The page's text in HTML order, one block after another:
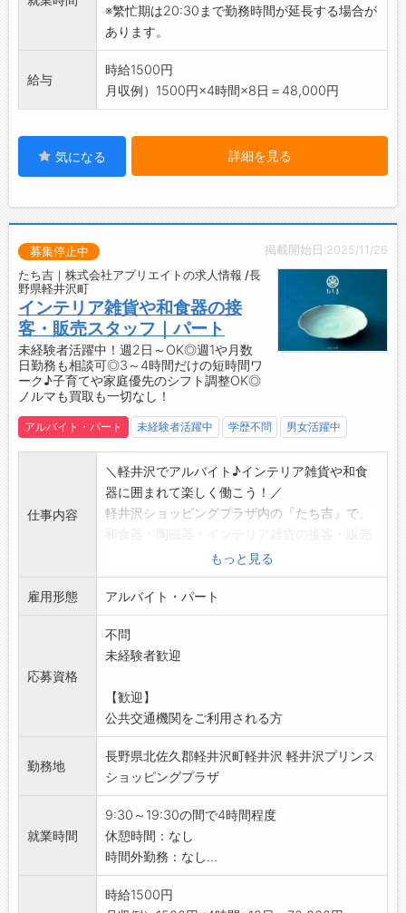
【未経験でも安心スタート◎】
・入社後は、Web研修4日間＋現場研修1日間あ
り！（研修中も時給は同じ◎）
・美容業界が初めての方も、丁寧なサポートで
・幅広い年代のスタッフが活躍中♪
【こんな方にピッタリ◎】
◆美容家電に興味がある方
◇お客様とお話しすることが好きな方
◆美容についてもっと詳しくなりたい方
◎書類選考後の面接は、ZoomによるWeb面談
変更範囲：接客・営業・訪問・事務・電話対
応・イベント・調査・その他当社の定める業務
への配置転換の可能性あり
※繁忙期は20:30まで勤務時間が延長する場合が
あります。
給与
時給1500円
月収例）1500円×4時間×8日＝48,000円
気になる 詳細を見る
掲載開始日:2025/11/26
募集停止中
たち吉｜株式会社アプリエイトの求人情報 /長
野県軽井沢町
インテリア雑貨や和食器の接
客・販売スタッフ｜パート
未経験者活躍中！週2日～OK◎週1や月数
日勤務も相談可◎3～4時間だけの短時間ワ
ーク♪子育てや家庭優先のシフト調整OK◎
ノルマも買取も一切なし！
アルバイト・パート 未経験者活躍中 学歴不問 男女活躍中
仕事内容
＼軽井沢でアルバイト♪インテリア雑貨や和食
器に囲まれて楽しく働こう！／
軽井沢ショッピングプラザ内の『たち吉』で、
スタッフを大募集！
未経験でも安心◎食器や雑貨が好きな方なら、
きっと楽しみながら働けるお仕事です♪
【具体的な業務内容】
・和食器、陶磁器、インテリア雑貨の接客・販
売
・入荷商品の整理や発注など、店舗運営のサポ
ート
【おすすめポイント】
・朝・昼・夜の3～4時間程度のお仕事です！
・週2日からOK！週1日や月に数日の勤務もご相
・シフトは柔軟対応。子育てや家庭優先の調整
もOK！プライベートも大切にできます♪
【安心のサポート体制】
・先輩スタッフがイチから丁寧にレクチャーし
ます◎
もっと見る
雇用形態 アルバイト・パート
応募資格
不問
未経験者歓迎
【歓迎】
公共交通機関をご利用される方
勤務地
長野県北佐久郡軽井沢町軽井沢 軽井沢プリンス
ショッピングプラザ
就業時間
9:30～19:30の間で4時間程度
休憩時間：なし
時間外勤務：なし...
時給1500円